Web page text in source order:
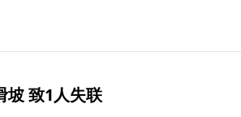
坡 致1人失联